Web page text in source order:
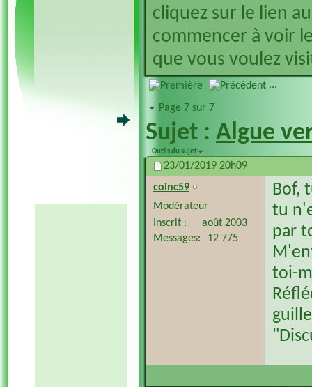
cliquez sur le lien
commencer à voir
que vous voulez
...
Page 7 sur 7
Sujet : Algue
Outils du sujet
23/01/2019 20h09
coinc59
Modérateur
Inscrit
août 2003
Messages
12 775
Bof,
tu
par
toi-